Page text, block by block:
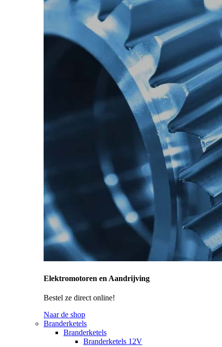
Elektromotoren en Aandrijving
Bestel ze direct online!
Naar de shop
Branderketels
Branderketels
Branderketels 12V